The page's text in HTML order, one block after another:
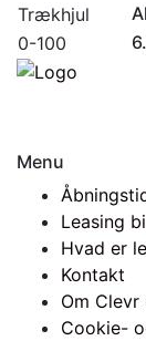
Trækhjul
0-100
Menu
Leasing
Hvad er
Kontakt
Om Clevr
Cookie-